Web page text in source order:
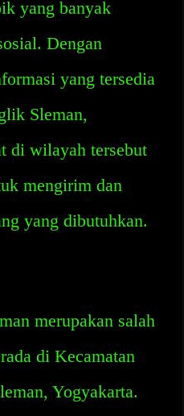
yang banyak
Dengan
yang tersedia
Sleman,
di wilayah tersebut
mengirim dan
yang dibutuhkan.
merupakan salah
di Kecamatan
Yogyakarta.